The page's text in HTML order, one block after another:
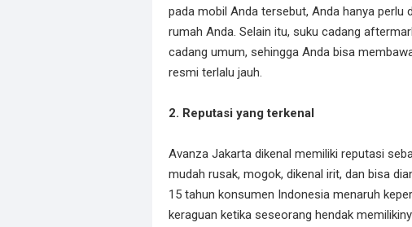
pada mobil Anda tersebut, Anda hanya perlu
rumah Anda. Selain itu, suku cadang
cadang umum, sehingga Anda bisa
resmi terlalu jauh.
2. Reputasi yang terkenal
Avanza Jakarta dikenal memiliki reputasi
mudah rusak, mogok, dikenal irit, dan bisa
15 tahun konsumen Indonesia menaruh
keraguan ketika seseorang hendak